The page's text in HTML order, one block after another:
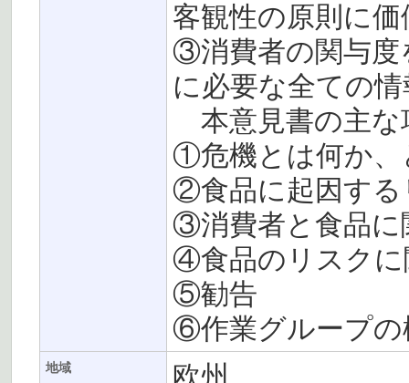
客観性の原則に
③消費者の関与度
に必要な全ての
本意見書の主な
①危機とは何か、
②食品に起因する
③消費者と食品に
④食品のリスクに
⑤勧告
⑥作業グループの
地域 欧州